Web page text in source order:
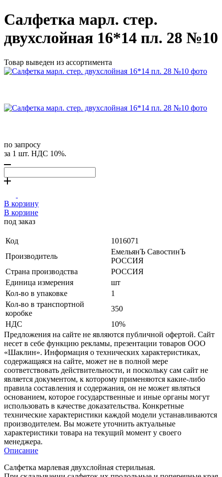
Салфетка марл. стер.
двухслойная 16*14 пл. 28 №10
Товар выведен из ассортимента
по запросу
за 1 шт. НДС 10%.
В корзину
В корзине
под заказ
Код
1016071
Производитель
ЕмельянЪ СавостинЪ
РОССИЯ
Страна производства
РОССИЯ
Единица измерения
шт
Кол-во в упаковке
1
Кол-во в транспортной
коробке
350
НДС
10%
Предложения на сайте не являются публичной офертой. Сайт
несет в себе функцию рекламы, презентации товаров ООО
«Шаклин». Информация о технических характеристиках,
содержащаяся на сайте, может не в полной мере
соответствовать действительности, и поскольку сам сайт не
является документом, к которому применяются какие-либо
правила составления и содержания, он не может являться
основанием, которое государственные и иные органы могут
использовать в качестве доказательства. Конкретные
технические характеристики каждой модели устанавливаются
производителем. Вы можете уточнить актуальные
характеристики товара на текущий момент у своего
менеджера.
Описание
Салфетка марлевая двухслойная стерильная.